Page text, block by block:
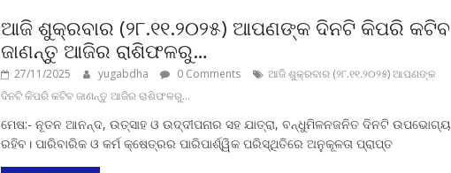
ଆଜି ଶୁକ୍ରବାର (୨୮.୧୧.୨୦୨୫) ଆପଣଙ୍କ ଦିନଟି କିପରି କଟିବ
ଜାଣନ୍ତୁ ଆଜିର ରାଶିଫଳରୁ…
27/11/2025 yugabdha 0 Comments
ଆଜି ଶୁକ୍ରବାର (୨୮.୧୧.୨୦୨୫) ଆପଣଙ୍କ
ଦିନଟି କିପରି କଟିବ ଜାଣନ୍ତୁ ଆଜିର ରାଶିଫଳରୁ…
ମେଷ:- ନୂତନ ଆନନ୍ଦ, ଉତ୍ସାହ ଓ ଉଦ୍ଦୀପନାର ସହ ଯାତ୍ରା, ବନ୍ଧୁମିଳନଜନିତ ଦିନଟି ଉପଭୋଗ୍ୟ
ରହିବ। ପାରିବାରିକ ଓ କର୍ମ କ୍ଷେତ୍ରର ପାରିପାର୍ଶ୍ୱିକ ପରିସ୍ଥିତିରେ ଅନୁକୂଳତା ପ୍ରାପ୍ତ